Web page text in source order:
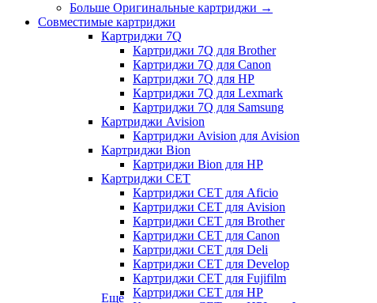
Больше Оригинальные картриджи →
Совместимые картриджи
Картриджи 7Q
Картриджи 7Q для Brother
Картриджи 7Q для Canon
Картриджи 7Q для HP
Картриджи 7Q для Lexmark
Картриджи 7Q для Samsung
Картриджи Avision
Картриджи Avision для Avision
Картриджи Bion
Картриджи Bion для HP
Картриджи CET
Картриджи CET для Aficio
Картриджи CET для Avision
Картриджи CET для Brother
Картриджи CET для Canon
Картриджи CET для Deli
Картриджи CET для Develop
Картриджи CET для Fujifilm
Картриджи CET для HP
Еще